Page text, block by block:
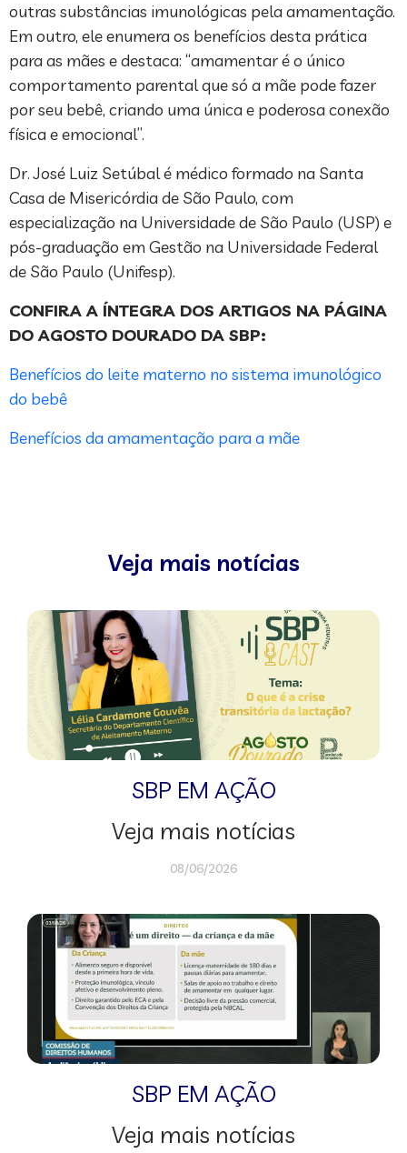
outras substâncias imunológicas pela amamentação.
Em outro, ele enumera os benefícios desta prática
para as mães e destaca: “amamentar é o único
comportamento parental que só a mãe pode fazer
por seu bebê, criando uma única e poderosa conexão
física e emocional”.
Dr. José Luiz Setúbal é médico formado na Santa
Casa de Misericórdia de São Paulo, com
especialização na Universidade de São Paulo (USP) e
pós-graduação em Gestão na Universidade Federal
de São Paulo (Unifesp).
CONFIRA A ÍNTEGRA DOS ARTIGOS NA PÁGINA
DO AGOSTO DOURADO DA SBP:
Benefícios do leite materno no sistema imunológico
do bebê
Benefícios da amamentação para a mãe
Veja mais notícias
SBP EM AÇÃO
Veja mais notícias
08/06/2026
SBP EM AÇÃO
Veja mais notícias